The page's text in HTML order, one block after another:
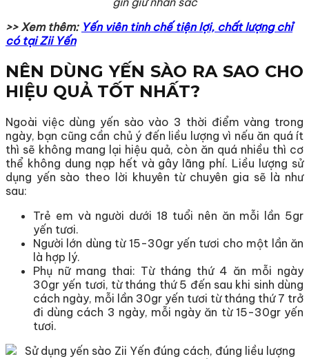
>> Xem thêm: Yến viên tinh chế tiện lợi, chất lượng chỉ
có tại Zii Yến
NÊN DÙNG YẾN SÀO RA SAO CHO
HIỆU QUẢ TỐT NHẤT?
Ngoài việc dùng yến sào vào 3 thời điểm vàng trong
ngày, bạn cũng cần chủ ý đến liều lượng vì nếu ăn quá ít
thì sẽ không mang lại hiệu quả, còn ăn quá nhiều thì cơ
thể không dung nạp hết và gây lãng phí. Liều lượng sử
dụng yến sào theo lời khuyên từ chuyên gia sẽ là như
sau:
Trẻ em và người dưới 18 tuổi nên ăn mỗi lần 5gr
yến tươi.
Người lớn dùng từ 15-30gr yến tươi cho một lần ăn
là hợp lý.
Phụ nữ mang thai: Từ tháng thứ 4 ăn mỗi ngày
30gr yến tươi, từ tháng thứ 5 đến sau khi sinh dùng
cách ngày, mỗi lần 30gr yến tươi từ tháng thứ 7 trở
đi dùng cách 3 ngày, mỗi ngày ăn từ 15-30gr yến
tươi.